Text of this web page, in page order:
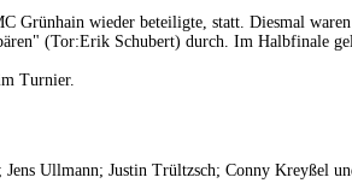
Grünhain wieder beteiligte, statt. Diesmal
(Tor:Erik Schubert) durch. Im Halbfinale
Turnier.
Ullmann; Justin Trültzsch; Conny Kreyßel